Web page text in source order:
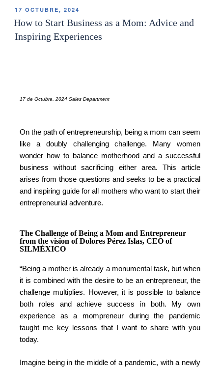
17 OCTUBRE, 2024
How to Start Business as a Mom: Advice and
Inspiring Experiences
17 de Octubre, 2024 Sales Department
On the path of entrepreneurship, being a mom can seem
like a doubly challenging challenge. Many women
wonder how to balance motherhood and a successful
business without sacrificing either area. This article
arises from those questions and seeks to be a practical
and inspiring guide for all mothers who want to start their
entrepreneurial adventure.
The Challenge of Being a Mom and Entrepreneur
from the vision of Dolores Pérez Islas, CEO of
SILMÉXICO
“Being a mother is already a monumental task, but when
it is combined with the desire to be an entrepreneur, the
challenge multiplies. However, it is possible to balance
both roles and achieve success in both. My own
experience as a mompreneur during the pandemic
taught me key lessons that I want to share with you
today.
Imagine being in the middle of a pandemic, with a newly